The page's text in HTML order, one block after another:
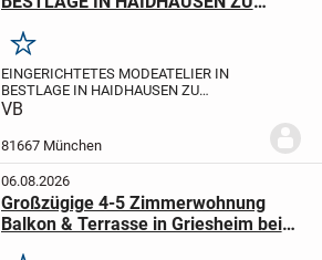
Merken
EINGERICHTETES MODEATELIER IN
BESTLAGE IN HAIDHAUSEN ZU
VERKAUFEN
DesignKUNDSCHAFT
VB
81667 München
06.08.2026
Großzügige 4-5 Zimmerwohnung
Balkon & Terrasse in Griesheim bei